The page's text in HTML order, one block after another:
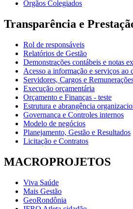
Órgãos Colegiados
Transparência e
Rol de responsáveis
Relatórios de Gestão
Demonstrações contábeis e notas
Acesso a informação e serviços ao
Servidores, Cargos e
Execução orçamentária
Orçamento e Finanças - teste
Estrutura e abrangência
Governança e Controles internos
Modelo de negócios
Planejamento, Gestão e Resultados
Licitação e Contratos
MACROPROJETOS
Viva Saúde
Mais Gestão
GeoRondônia